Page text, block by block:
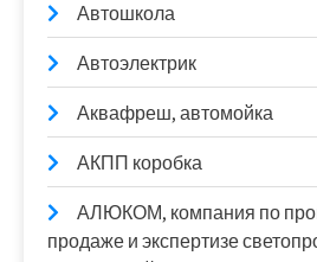
Автошкола
Автоэлектрик
Аквафреш, автомойка
АКПП коробка
АЛЮКОМ, компания по
продаже и экспертизе